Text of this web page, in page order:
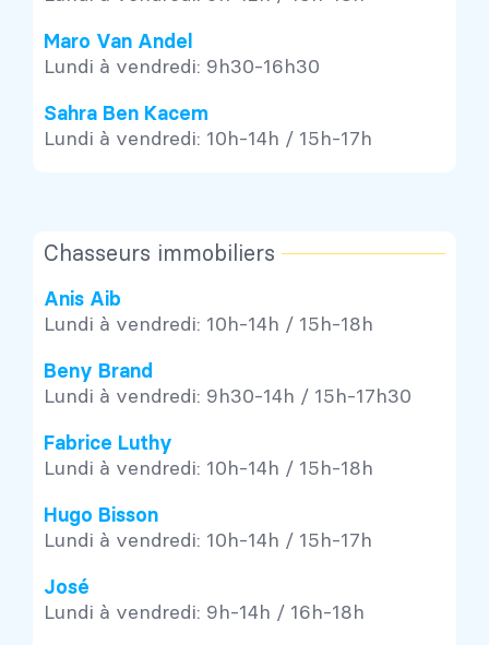
Maro Van Andel
Lundi à vendredi: 9h30-16h30
Sahra Ben Kacem
Lundi à vendredi: 10h-14h / 15h-17h
Chasseurs immobiliers
Anis Aib
Lundi à vendredi: 10h-14h / 15h-18h
Beny Brand
Lundi à vendredi: 9h30-14h / 15h-17h30
Fabrice Luthy
Lundi à vendredi: 10h-14h / 15h-18h
Hugo Bisson
Lundi à vendredi: 10h-14h / 15h-17h
José
Lundi à vendredi: 9h-14h / 16h-18h